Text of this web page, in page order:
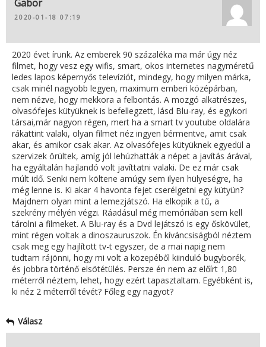
Gabor
2020-01-18 07:19
2020 évet írunk. Az emberek 90 százaléka ma már úgy néz
filmet, hogy vesz egy wifis, smart, okos internetes nagyméretű
ledes lapos képernyős televíziót, mindegy, hogy milyen márka,
csak minél nagyobb legyen, maximum emberi középárban,
nem nézve, hogy mekkora a felbontás. A mozgó alkatrészes,
olvasófejes kütyüknek is befellegzett, lásd Blu-ray, és egykori
társai,már nagyon régen, mert ha a smart tv youtube oldalára
rákattint valaki, olyan filmet néz ingyen bérmentve, amit csak
akar, és amikor csak akar. Az olvasófejes kütyüknek egyedül a
szervizek örültek, amíg jól lehúzhatták a népet a javítás árával,
ha egyáltalán hajlandó volt javíttatni valaki. De ez már csak
múlt idő. Senki nem költene amúgy sem ilyen hülyeségre, ha
még lenne is. Ki akar 4 havonta fejet cserélgetni egy kütyün?
Majdnem olyan mint a lemezjátszó. Ha elkopik a tű, a
szekrény mélyén végzi. Ráadásul még memóriában sem kell
tárolni a filmeket. A Blu-ray és a Dvd lejátszó is egy őskövület,
mint régen voltak a dinoszauruszok. Én kíváncsiságból néztem
csak meg egy hajlított tv-t egyszer, de a mai napig nem
tudtam rájönni, hogy mi volt a közepéből kiinduló bugyborék,
és jobbra történő elsötétülés. Persze én nem az előírt 1,80
méterről néztem, lehet, hogy ezért tapasztaltam. Egyébként is,
ki néz 2 méterről tévét? Főleg egy nagyot?
Válasz